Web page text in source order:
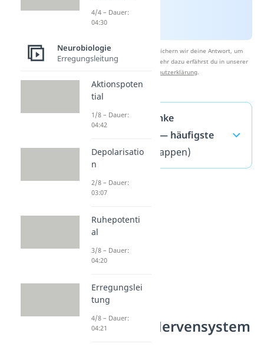
Nach Beantwortung speichern wir deine Antwort, um
Studyflix zu verbessern. Mehr dazu erfährst du in unserer
Datenschutzerklärung
Rechte und linke
Gehirnhälfte — häufigste
Fragen(ausklappen)
Zentrales Nervensystem
4/4 – Dauer:
04:30
Neurobiologie
Erregungsleitung
Aktionspoten
tial
1/8 – Dauer:
04:42
Depolarisatio
n
2/8 – Dauer:
03:07
Ruhepotenti
al
3/8 – Dauer:
04:20
Erregungslei
tung
4/8 – Dauer:
04:21